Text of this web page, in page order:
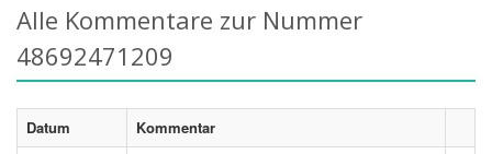
Alle Kommentare zur Nummer
48692471209
Datum
Kommentar